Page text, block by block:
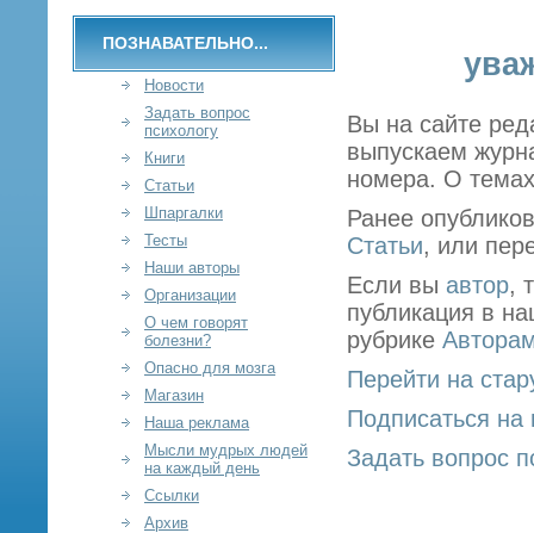
Вы на сайте
выпускаем
номера. О
Ранее
Статьи, или
Если вы автор,
публикация в
рубрике
Перейти на
Подписаться на
Задать вопрос
ПОЗНАВАТЕЛЬНО...
Новости
Задать вопрос
психологу
Книги
Статьи
Шпаргалки
Тесты
Наши авторы
Организации
О чем говорят
болезни?
Опасно для мозга
Магазин
Наша реклама
Мысли мудрых людей
на каждый день
Ссылки
Архив